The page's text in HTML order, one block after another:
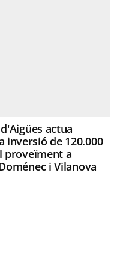
actua
inversió de 120.000
proveïment a
i Vilanova